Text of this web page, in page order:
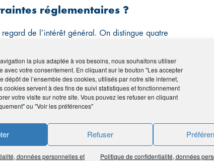
la plus adaptée à vos besoins, nous souhaitons utiliser
avec votre consentement. En cliquant sur le bouton "Les accepter
dépôt de l’ensemble des cookies, utilisés par notre site internet,
cookies servent à des fins de suivi statistiques et fonctionnement
votre visite sur notre site. Vous pouvez les refuser en cliquant
ou "Voir les préférences"
Refuser
données personnelles et
Politique de confidentialité, données
réglementaires ?
de l’intérêt général. On distingue quatre
et le financement du terrorisme, la lutte contre la
que le renforcement du conseil que nous devons
exposées.
clients ?